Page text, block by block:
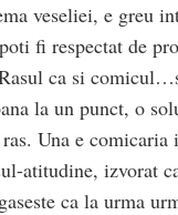
veseliei, e greu
fi respectat de
ca si
la un punct, o
Una e comicaria
atitudine, izvorat
ca la urma